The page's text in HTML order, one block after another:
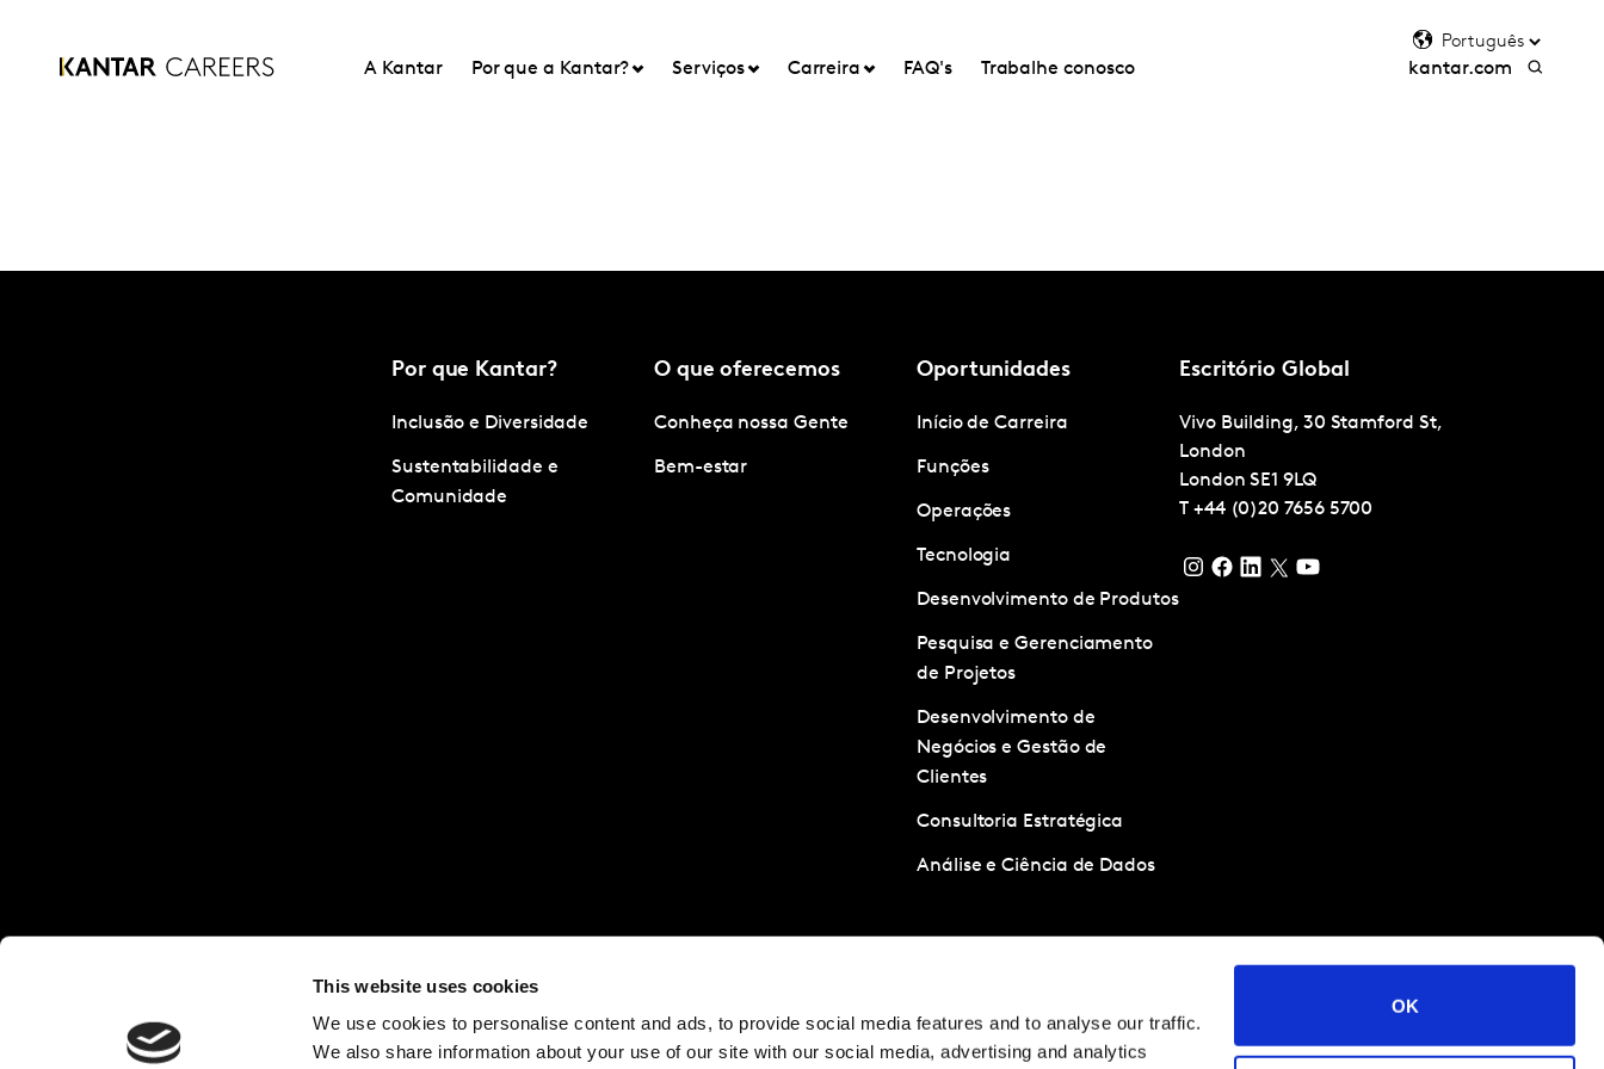
This website uses cookies
We use cookies to personalise content and ads, to provide social media features and to analyse our traffic.
We also share information about your use of our site with our social media, advertising and analytics
OK
A Kantar Por que a Kantar? Serviços Carreira FAQ's Trabalhe conosco kantar.com
Por que Kantar?
Inclusão e Diversidade
Sustentabilidade e
Comunidade
O que oferecemos
Conheça nossa Gente
Bem-estar
Oportunidades
Início de Carreira
Funções
Operações
Tecnologia
Desenvolvimento de Produtos
Pesquisa e Gerenciamento
de Projetos
Desenvolvimento de
Negócios e Gestão de
Clientes
Consultoria Estratégica
Análise e Ciência de Dados
Escritório Global
Vivo Building, 30 Stamford St,
London
London SE1 9LQ
T +44 (0)20 7656 5700